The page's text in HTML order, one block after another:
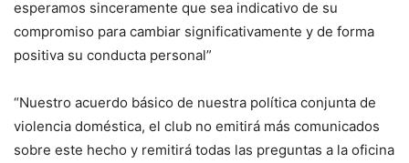
esperamos sinceramente que sea indicativo de su
compromiso para cambiar significativamente y de forma
positiva su conducta personal”
“Nuestro acuerdo básico de nuestra política conjunta de
violencia doméstica, el club no emitirá más comunicados
sobre este hecho y remitirá todas las preguntas a la oficina